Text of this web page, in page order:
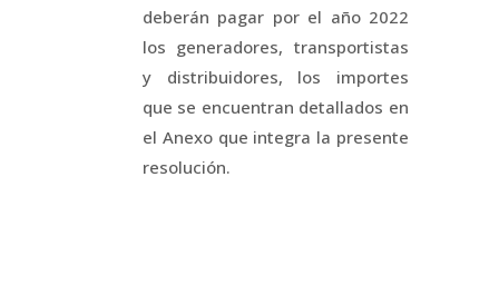
deberán pagar por el año 2022
los generadores, transportistas
y distribuidores, los importes
que se encuentran detallados en
el Anexo que integra la presente
resolución.